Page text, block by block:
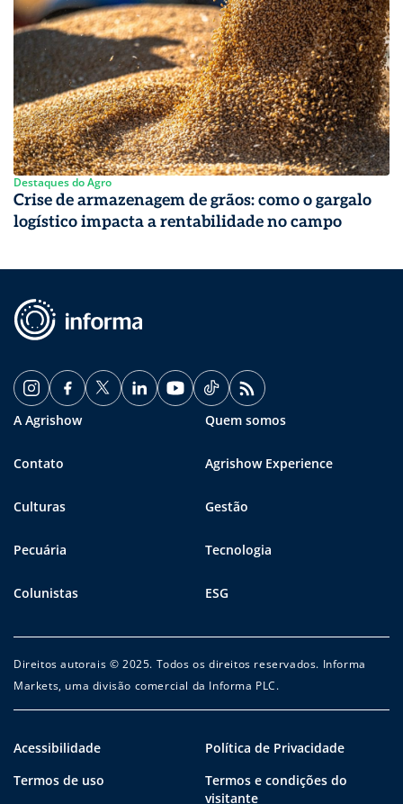
Destaques do Agro
Crise de armazenagem de grãos: como o gargalo
logístico impacta a rentabilidade no campo
A Agrishow Quem somos
Contato Agrishow Experience
Culturas Gestão
Pecuária Tecnologia
Colunistas ESG
Direitos autorais © 2025. Todos os direitos reservados. Informa
Markets, uma divisão comercial da Informa PLC.
Acessibilidade
Política de Privacidade
Termos de uso
Termos e condições do
visitante